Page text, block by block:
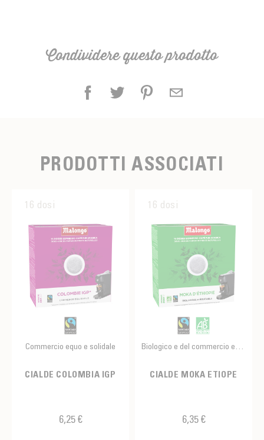
Condividere questo prodotto
PRODOTTI ASSOCIATI
16 dosi
Commercio equo e solidale
CIALDE COLOMBIA IGP
6,25 €
16 dosi
Biologico e del commercio equo e solidale
CIALDE MOKA ETIOPE
6,35 €